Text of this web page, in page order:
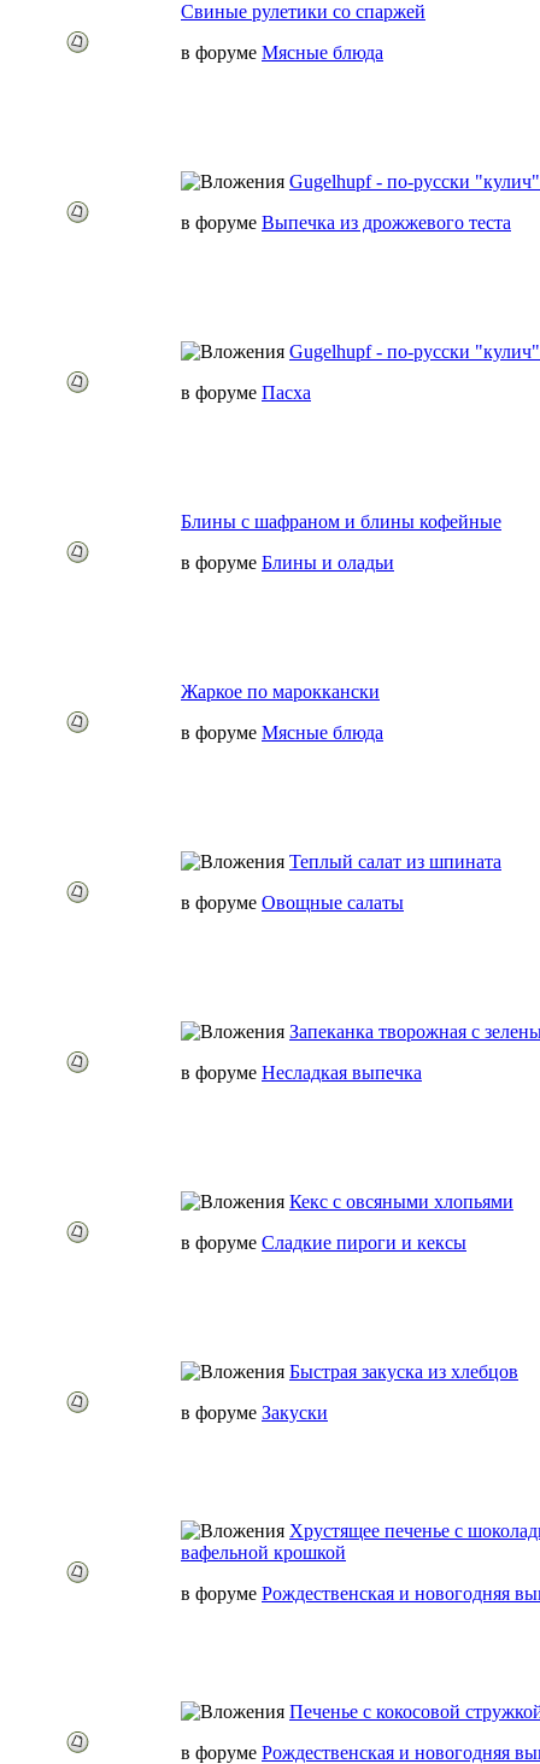
Свиные рулетики со спаржей
в форуме Мясные блюда
Gugelhupf - по-русски "кулич"
в форуме Выпечка из дрожжевого теста
Gugelhupf - по-русски "кулич"
в форуме Пасха
Блины с шафраном и блины кофейные
в форуме Блины и оладьи
Жаркое по мароккански
в форуме Мясные блюда
Теплый салат из шпината
в форуме Овощные салаты
Запеканка творожная с
в форуме Несладкая выпечка
Кекс с овсяными хлопьями
в форуме Сладкие пироги и кексы
Быстрая закуска из хлебцов
в форуме Закуски
Хрустящее печенье с
вафельной крошкой
в форуме Рождественская и новогодняя
Печенье с кокосовой
в форуме Рождественская и новогодняя